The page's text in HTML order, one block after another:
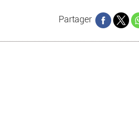
Partager